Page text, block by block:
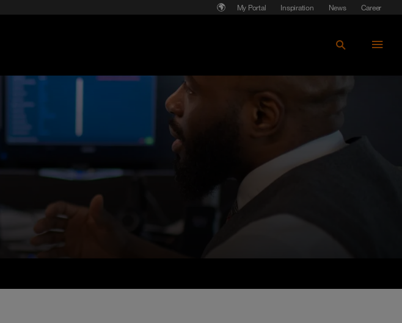
My Portal Inspiration News Career